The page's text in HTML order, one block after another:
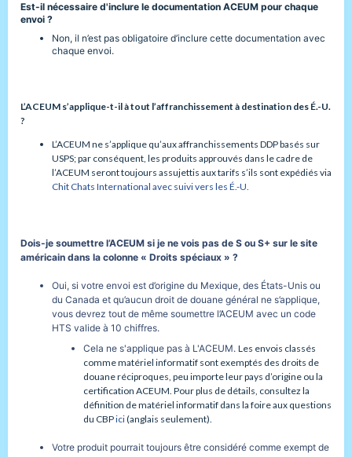
Est-il nécessaire d'inclure le documentation ACEUM pour chaque
envoi ?
Non, il n’est pas obligatoire d’inclure cette documentation avec
chaque envoi.
L’ACEUM s’applique-t-il à tout l’affranchissement à destination des É.-U.
?
L’ACEUM ne s’applique qu’aux affranchissements DDP basés sur
USPS; par conséquent, les produits approuvés dans le cadre de
l’ACEUM seront toujours assujettis aux tarifs s’ils sont expédiés via
Chit Chats International avec suivi vers les É.-U.
Dois-je soumettre l’ACEUM si je ne vois pas de S ou S+ sur le site
américain dans la colonne « Droits spéciaux » ?
Oui, si votre envoi est d’origine du Mexique, des États-Unis ou
du Canada et qu’aucun droit de douane général ne s’applique,
vous devrez tout de même soumettre l’ACEUM avec un code
HTS valide à 10 chiffres.
Cela ne s'applique pas à L'ACEUM. Les envois classés
comme matériel informatif sont exemptés des droits de
douane réciproques, peu importe leur pays d’origine ou la
certification ACEUM. Pour plus de détails, consultez la
définition de matériel informatif dans la foire aux questions
du CBPici(anglais seulement).
Votre produit pourrait toujours être considéré comme exempt de